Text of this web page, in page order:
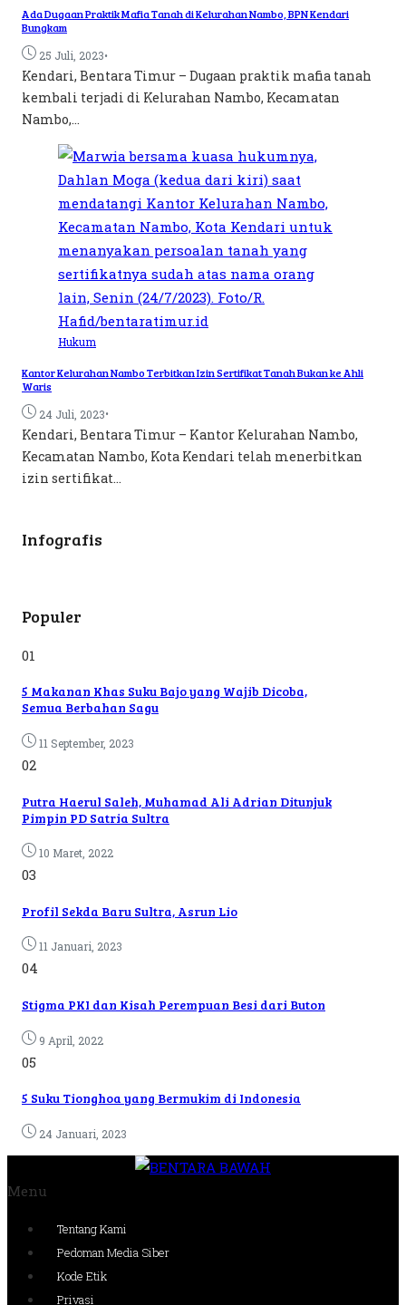
Ada Dugaan Praktik Mafia Tanah di Kelurahan Nambo, BPN Kendari
Bungkam
25 Juli, 2023•
Kendari, Bentara Timur – Dugaan praktik mafia tanah
kembali terjadi di Kelurahan Nambo, Kecamatan
Nambo,...
Hukum
Kantor Kelurahan Nambo Terbitkan Izin Sertifikat Tanah Bukan ke Ahli
Waris
24 Juli, 2023•
Kendari, Bentara Timur – Kantor Kelurahan Nambo,
Kecamatan Nambo, Kota Kendari telah menerbitkan
izin sertifikat...
Infografis
Populer
01
5 Makanan Khas Suku Bajo yang Wajib Dicoba,
Semua Berbahan Sagu
11 September, 2023
02
Putra Haerul Saleh, Muhamad Ali Adrian Ditunjuk
Pimpin PD Satria Sultra
10 Maret, 2022
03
Profil Sekda Baru Sultra, Asrun Lio
11 Januari, 2023
04
Stigma PKI dan Kisah Perempuan Besi dari Buton
9 April, 2022
05
5 Suku Tionghoa yang Bermukim di Indonesia
24 Januari, 2023
Menu
Tentang Kami
Pedoman Media Siber
Kode Etik
Privasi